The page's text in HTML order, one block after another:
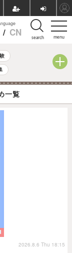
menu
/ CN search
校受験
一覧
2026.8.6 Thu 18:15